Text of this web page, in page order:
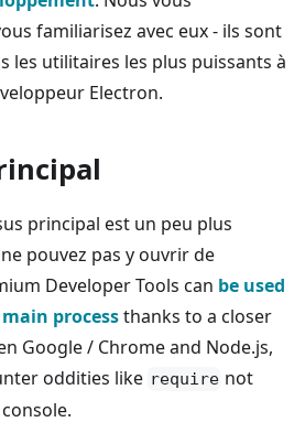
familiarisez avec eux - ils sont
les utilitaires les plus puissants à
Electron.
principal est un peu plus
pouvez pas y ouvrir de
Developer Tools can be used
processthanks to a closer
Google / Chrome and Node.js,
oddities like require not